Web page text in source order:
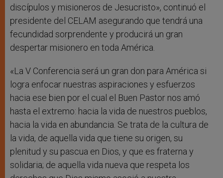
discípulos y misioneros de Jesucristo», continuó el
presidente del CELAM asegurando que tendrá una
fecundidad sorprendente y producirá un gran
despertar misionero en toda América.
«La V Conferencia será un gran don para América si
logra enfocar nuestras aspiraciones y esfuerzos
hacia ese bien por el cual el Buen Pastor nos amó
hasta el extremo: hacia la vida de nuestros pueblos,
hacia la vida en abundancia. Se trata de la cultura de
la vida, de aquella vida que tiene su origen, su
plenitud y su pascua en Dios, y que es fraterna y
solidaria; de aquella vida nueva que respeta los